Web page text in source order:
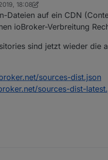
18:08
4. Nov. 2019, 21:46
Dateien auf ein CDN
ioBroker-Verbreitung
sind jetzt wieder die
sources-dist.json
sources-dist-